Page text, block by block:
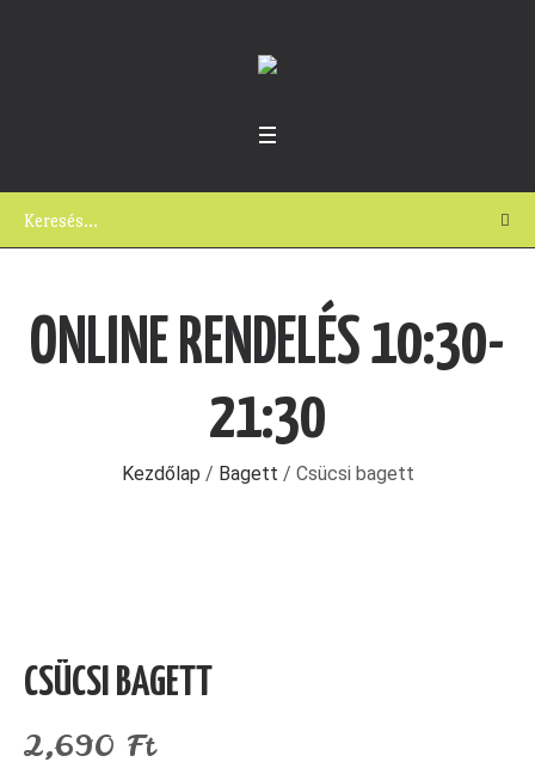
ONLINE RENDELÉS 10:30-
21:30
Kezdőlap / Bagett / Csücsi bagett
CSÜCSI BAGETT
2,690 Ft